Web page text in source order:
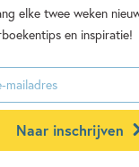
elke twee weken
en inspiratie!
Naar inschrijven